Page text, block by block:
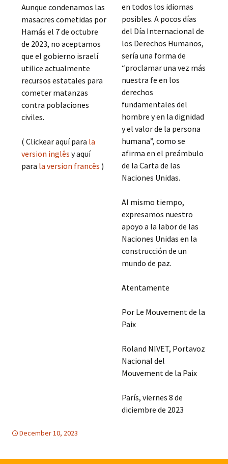
Aunque condenamos las
masacres cometidas por
Hamás el 7 de octubre
de 2023, no aceptamos
que el gobierno israelí
utilice actualmente
recursos estatales para
cometer matanzas
contra poblaciones
civiles.
( Clickear aquí para la
version inglês y aquí
para la version francês )
en todos los idiomas
posibles. A pocos días
del Día Internacional de
los Derechos Humanos,
sería una forma de
“proclamar una vez más
nuestra fe en los
derechos
fundamentales del
hombre y en la dignidad
y el valor de la persona
humana”, como se
afirma en el preámbulo
de la Carta de las
Naciones Unidas.
Al mismo tiempo,
expresamos nuestro
apoyo a la labor de las
Naciones Unidas en la
construcción de un
mundo de paz.
Atentamente
Por Le Mouvement de la
Paix
Roland NIVET, Portavoz
Nacional del
Mouvement de la Paix
París, viernes 8 de
diciembre de 2023
December 10, 2023